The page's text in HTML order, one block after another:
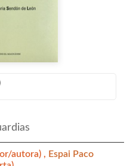
autora) , Espai Paco